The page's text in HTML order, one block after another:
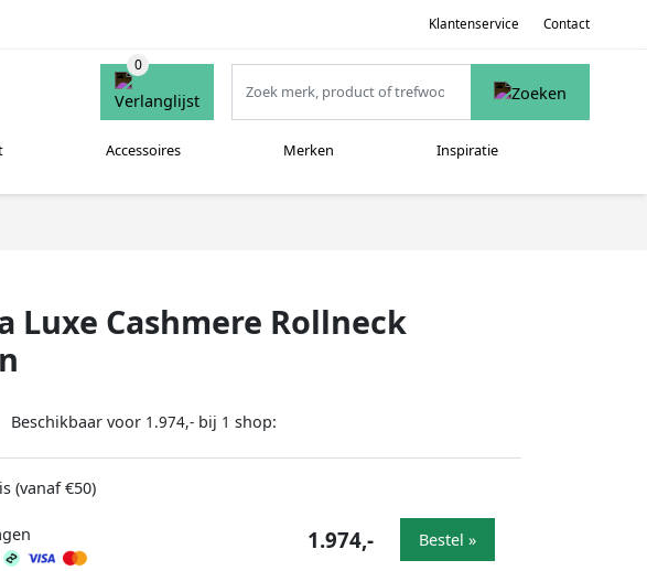
Klantenservice Contact
Accessoires Merken Inspiratie
Luxe Cashmere Rollneck
Beschikbaar voor 1.974,- bij 1 shop:
(vanaf €50)
1.974,- Bestel »